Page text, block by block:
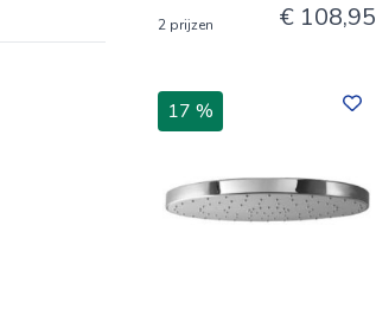
2 prijzen € 108,95
17 %